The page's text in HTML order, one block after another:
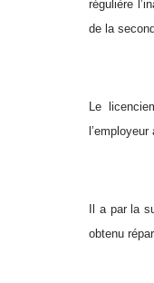
régulière
de la
Le
Il a par la
obtenu